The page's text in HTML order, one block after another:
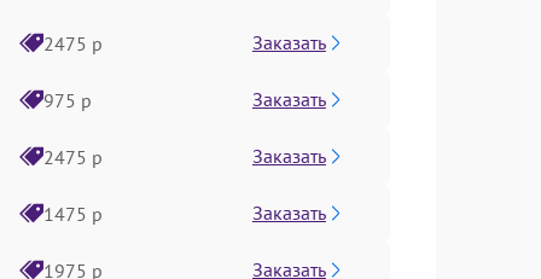
2475 р Заказать
975 р Заказать
2475 р Заказать
1475 р Заказать
1975 р Заказать